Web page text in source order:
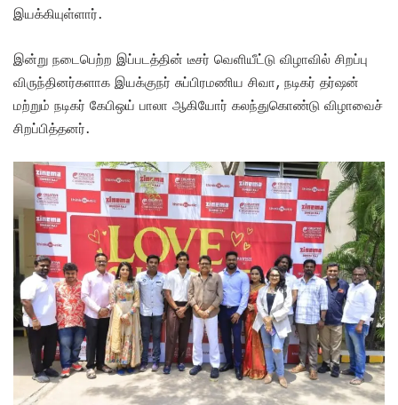
இயக்கியுள்ளார்.
இன்று நடைபெற்ற இப்படத்தின் டீசர் வெளியீட்டு விழாவில் சிறப்பு
விருந்தினர்களாக இயக்குநர் சுப்பிரமணிய சிவா, நடிகர் தர்ஷன்
மற்றும் நடிகர் கேபிஒய் பாலா ஆகியோர் கலந்துகொண்டு விழாவைச்
சிறப்பித்தனர்.